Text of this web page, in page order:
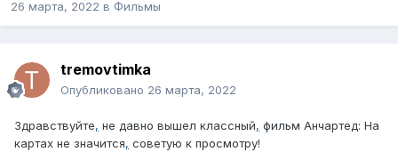
26 марта, 2022 в Фильмы
tremovtimka
Опубликовано 26 марта, 2022
Здравствуйте, не давно вышел классный, фильм Анчартед: На
картах не значится, советую к просмотру!